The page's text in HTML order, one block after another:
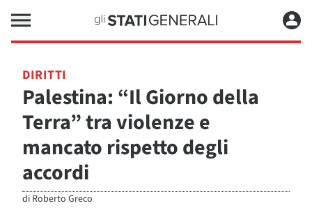
DIRITTI
Palestina: “Il Giorno della
Terra” tra violenze e
mancato rispetto degli
accordi
di Roberto Greco